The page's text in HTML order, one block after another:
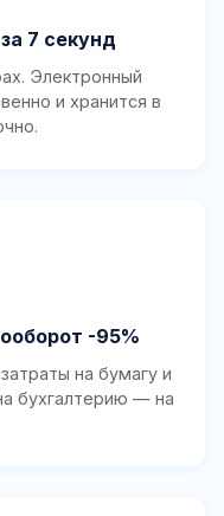
7 секунд
Электронный
и хранится в
-95%
на бумагу и
бухгалтерию — на